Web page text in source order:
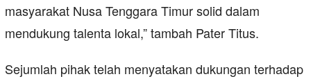
masyarakat Nusa Tenggara Timur solid dalam
mendukung talenta lokal,” tambah Pater Titus.
Sejumlah pihak telah menyatakan dukungan terhadap